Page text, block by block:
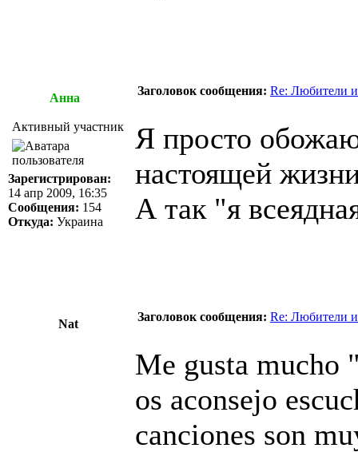
Анна
Заголовок сообщения: Re: Любители
Активный участник
Зарегистрирован:
14 апр 2009, 16:35
Сообщения: 154
Откуда: Украина
Я просто
настоящей
А так "я
Nat
Заголовок сообщения: Re: Любители
Me gusta mucho
os aconsejo
canciones son